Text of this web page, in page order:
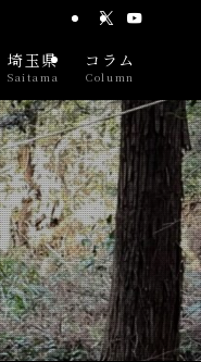
埼玉県
Saitama
コラム
Column